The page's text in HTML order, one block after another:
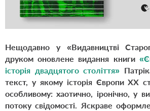
Нещодавно у «Видавництві
друком оновлене видання книги
історія двадцятого століття»
текст, у якому історія Європи XX
особливому: хаотично, іронічно, у
потоку свідомості. Яскраве